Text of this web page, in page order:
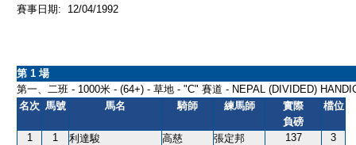
賽事日期: 12/04/1992
第 1 場
第一、二班 - 1000米 - (64+) - 草地 - "C" 賽道 - NEPAL (DIVIDED)
名次 馬號 馬名 騎師 練馬師
實際
負磅
檔位
1 1 利達駿 高慈 張定邦 137
3